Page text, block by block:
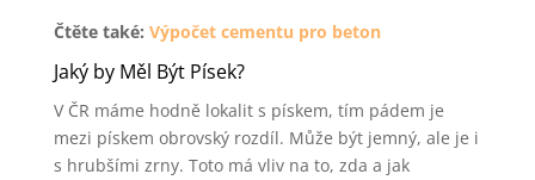
Čtěte také: Výpočet cementu pro beton
Jaký by Měl Být Písek?
V ČR máme hodně lokalit s pískem, tím pádem je
mezi pískem obrovský rozdíl. Může být jemný, ale je i
s hrubšími zrny. Toto má vliv na to, zda a jak